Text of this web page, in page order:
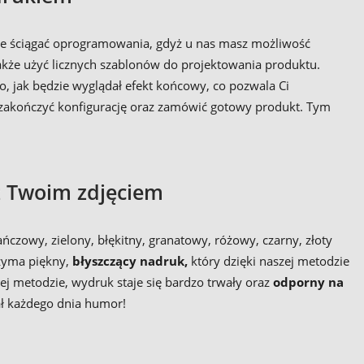
ściągać oprogramowania, gdyż u nas masz możliwość
użyć licznych szablonów do projektowania produktu.
jak będzie wyglądał efekt końcowy, co pozwala Ci
konfigurację oraz zamówić gotowy produkt. Tym
zdjęciem
zielony, błękitny, granatowy, różowy, czarny, złoty
piękny, błyszczący nadruk, który dzięki naszej metodzie
metodzie, wydruk staje się bardzo trwały oraz odporny na
każdego dnia humor!